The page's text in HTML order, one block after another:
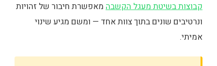
קבוצות בשיטת מעגל הקשבה מאפשרת חיבור של זהויות
ונרטיבים שונים בתוך צוות אחד — ומשם מגיע שינוי
אמיתי.